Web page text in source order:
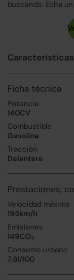
buscando. Echa
Características
Ficha técnica
Potencia
140CV
Combustible
Gasolina
Tracción
Delantera
Prestaciones,
Velocidad máxima
195km/h
Emisiones
149CO2
Consumo urbano
7.8l/100